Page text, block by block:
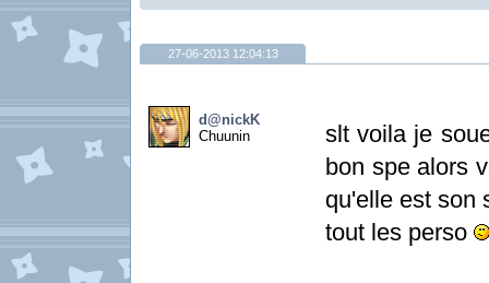
27-06-2013 12:04:13
d@nickK
Chuunin
slt voila je
bon spe alors
qu'elle est son
tout les perso